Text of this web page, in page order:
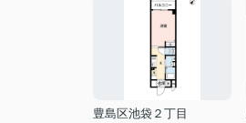
豊島区池袋２丁目